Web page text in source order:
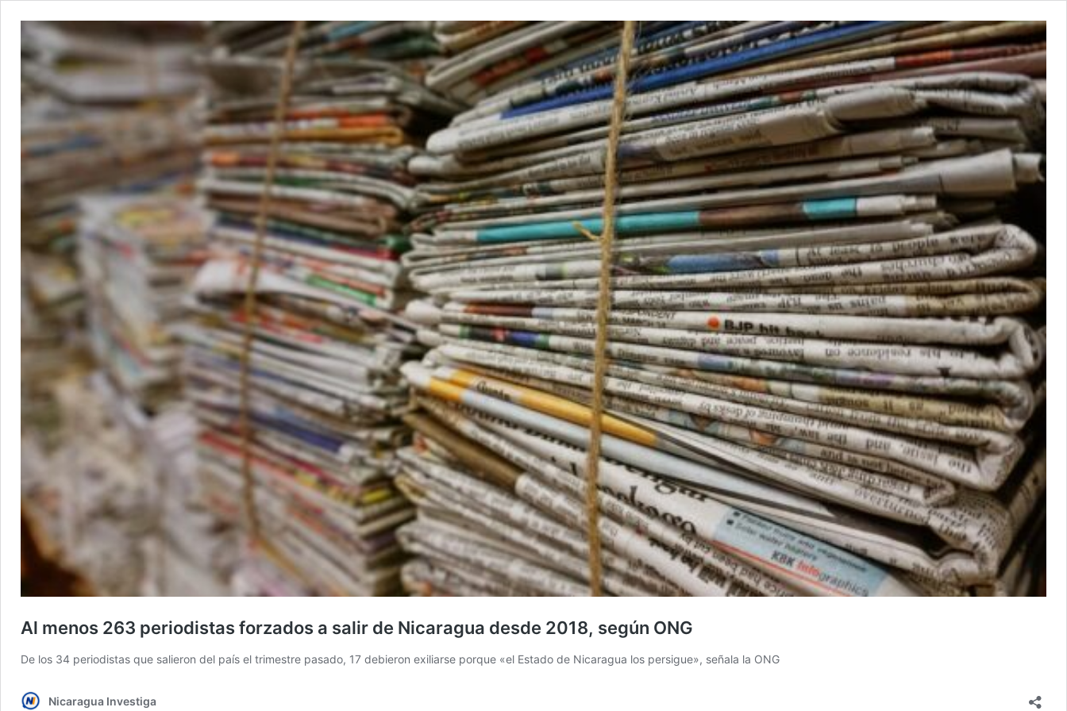
Al menos 263 periodistas forzados a salir de Nicaragua desde 2018, según ONG
De los 34 periodistas que salieron del país el trimestre pasado, 17 debieron exiliarse porque «el Estado de Nicaragua los persigue», señala la ONG
Nicaragua Investiga